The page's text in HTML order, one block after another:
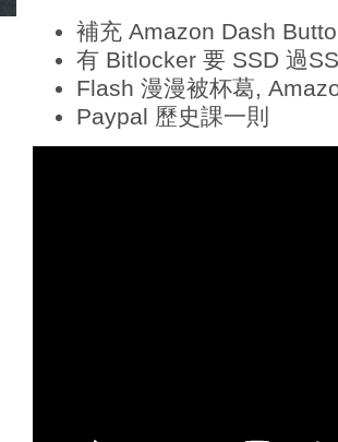
補充 Amazon Dash
有 Bitlocker 要 SSD 過
Flash 漫漫被杯葛,
Paypal 歷史課一則